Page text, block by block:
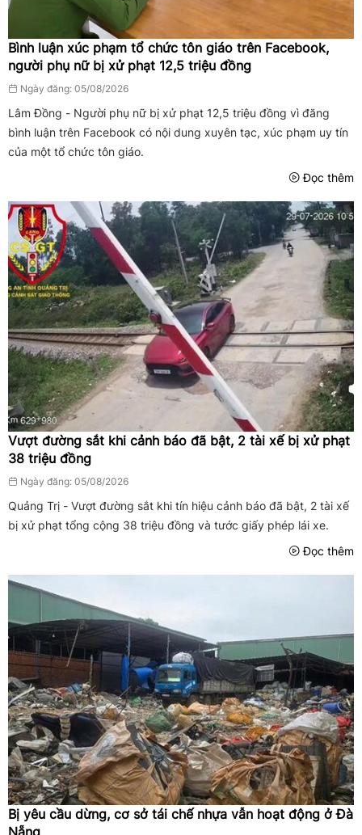
Bình luận xúc phạm tổ chức tôn giáo trên Facebook,
người phụ nữ bị xử phạt 12,5 triệu đồng
Ngày đăng: 05/08/2026
Lâm Đồng - Người phụ nữ bị xử phạt 12,5 triệu đồng vì đăng
bình luận trên Facebook có nội dung xuyên tạc, xúc phạm uy tín
của một tổ chức tôn giáo.
Đọc thêm
Vượt đường sắt khi cảnh báo đã bật, 2 tài xế bị xử phạt
38 triệu đồng
Ngày đăng: 05/08/2026
Quảng Trị - Vượt đường sắt khi tín hiệu cảnh báo đã bật, 2 tài xế
bị xử phạt tổng cộng 38 triệu đồng và tước giấy phép lái xe.
Đọc thêm
Bị yêu cầu dừng, cơ sở tái chế nhựa vẫn hoạt động ở Đà
Nẵng